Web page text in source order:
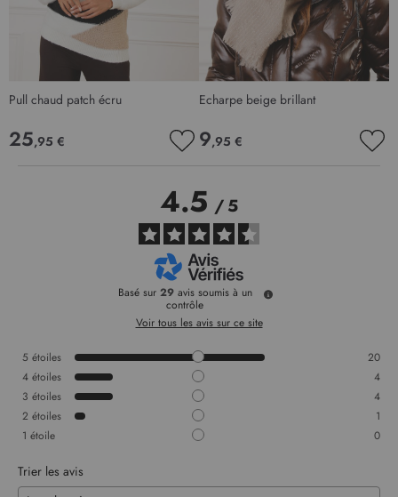
Pull chaud patch écru
25,95 €
MA
LISTE
D’ENVIE
Echarpe beige brillant
9,95 €
4.5/5
Basé sur 29 avis soumis à un
contrôle
Voir tous les avis sur ce site
5 étoiles
20
4 étoiles
4
3 étoiles
4
2 étoiles
1
1 étoile 0
Trier les avis